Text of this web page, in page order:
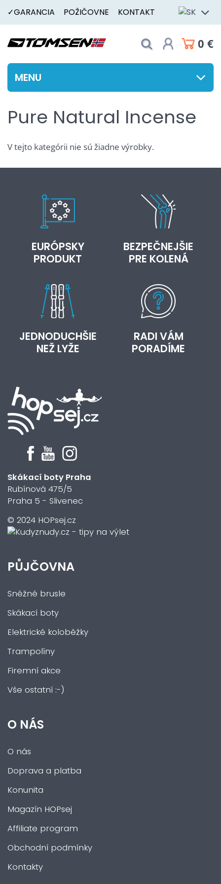
✓GARANCIA POŽIČOVNE KONTAKT
0 €
MENU
Pure Natural Incense
V tejto kategórii nie sú žiadne výrobky.
EURÓPSKY
PRODUKT
BEZPEČNEJŠIE
PRE KOLENÁ
JEDNODUCHŠIE
NEŽ LYŽE
RADI VÁM
PORADÍME
Skákací boty Praha
Rubínová 475/5
Praha 5 - Slivenec
© 2024 HOPsej.cz
PŮJČOVNA
Sněžné brusle
Skákací boty
Elektrické koloběžky
Trampolíny
Firemní akce
Vše ostatní :-)
O NÁS
O nás
Doprava a platba
Konunita
Magazín HOPsej
Affiliate program
Obchodní podmínky
Kontakty